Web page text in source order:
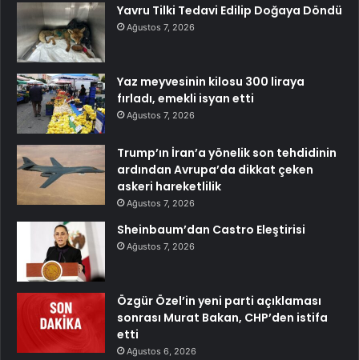
Yavru Tilki Tedavi Edilip Doğaya Döndü
Ağustos 7, 2026
Yaz meyvesinin kilosu 300 liraya
fırladı, emekli isyan etti
Ağustos 7, 2026
Trump’ın İran’a yönelik son tehdidinin
ardından Avrupa’da dikkat çeken
askeri hareketlilik
Ağustos 7, 2026
Sheinbaum’dan Castro Eleştirisi
Ağustos 7, 2026
Özgür Özel’in yeni parti açıklaması
sonrası Murat Bakan, CHP’den istifa
etti
Ağustos 6, 2026